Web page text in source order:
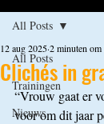
All Posts
Trainingen
Nieuws
All Posts
Clichés in
12 aug 20252 minuten om
“Vrouw gaat er
voor om dit jaar